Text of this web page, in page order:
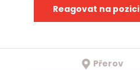
Reagovat na pozici
Přerov